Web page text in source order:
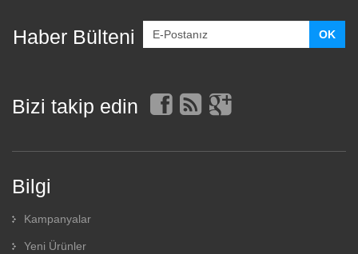
Haber Bülteni
Bizi takip edin
Bilgi
Kampanyalar
Yeni Ürünler